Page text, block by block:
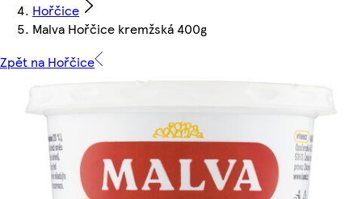
Hořčice
Malva Hořčice kremžská 400g
Zpět na Hořčice